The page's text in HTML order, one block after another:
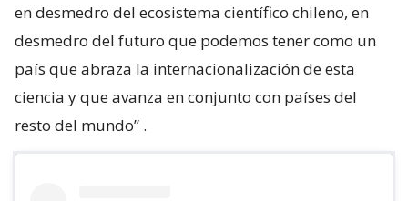
en desmedro del ecosistema científico chileno, en
desmedro del futuro que podemos tener como un
país que abraza la internacionalización de esta
ciencia y que avanza en conjunto con países del
resto del mundo” .